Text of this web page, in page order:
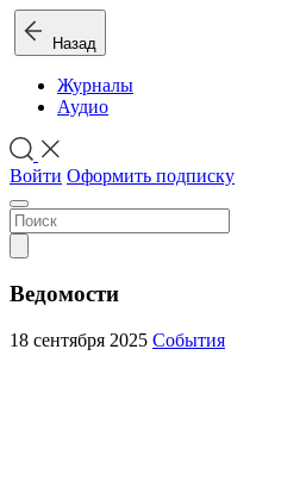
Назад
Журналы
Аудио
Войти Оформить подписку
Ведомости
18 сентября 2025 События